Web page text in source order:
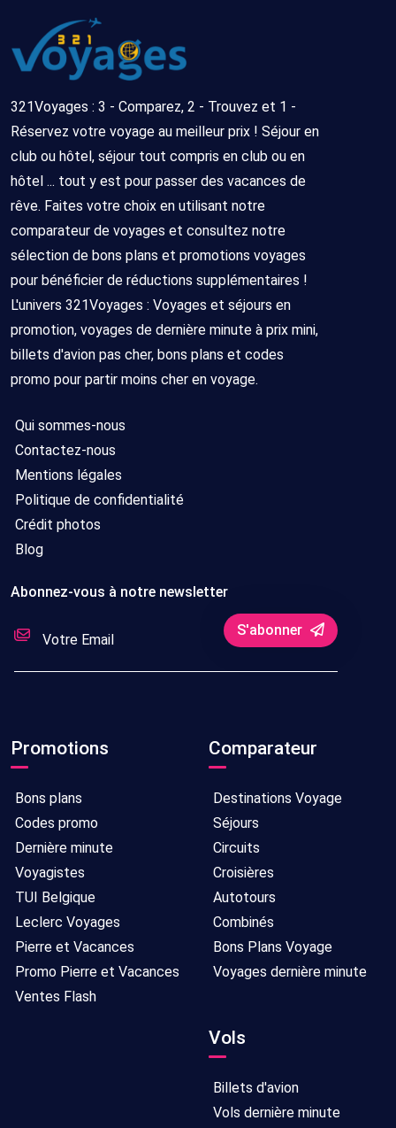
321Voyages : 3 - Comparez, 2 - Trouvez et 1 -
Réservez votre voyage au meilleur prix ! Séjour en
club ou hôtel, séjour tout compris en club ou en
hôtel ... tout y est pour passer des vacances de
rêve. Faites votre choix en utilisant notre
comparateur de voyages et consultez notre
sélection de bons plans et promotions voyages
pour bénéficier de réductions supplémentaires !
L'univers 321Voyages : Voyages et séjours en
promotion, voyages de dernière minute à prix mini,
billets d'avion pas cher, bons plans et codes
promo pour partir moins cher en voyage.
Qui sommes-nous
Contactez-nous
Mentions légales
Politique de confidentialité
Crédit photos
Blog
Abonnez-vous à notre newsletter
S'abonner
Promotions
Bons plans
Codes promo
Dernière minute
Voyagistes
TUI Belgique
Leclerc Voyages
Pierre et Vacances
Promo Pierre et Vacances
Ventes Flash
Comparateur
Destinations Voyage
Séjours
Circuits
Croisières
Autotours
Combinés
Bons Plans Voyage
Voyages dernière minute
Vols
Billets d'avion
Vols dernière minute